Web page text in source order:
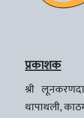
प्रकाशक
श्री
थापाथली,